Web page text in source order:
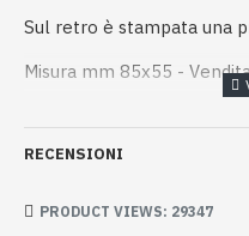
Sul retro è stampata una
Misura mm 85x55 -
RECENSIONI
PRODUCT VIEWS: 29347